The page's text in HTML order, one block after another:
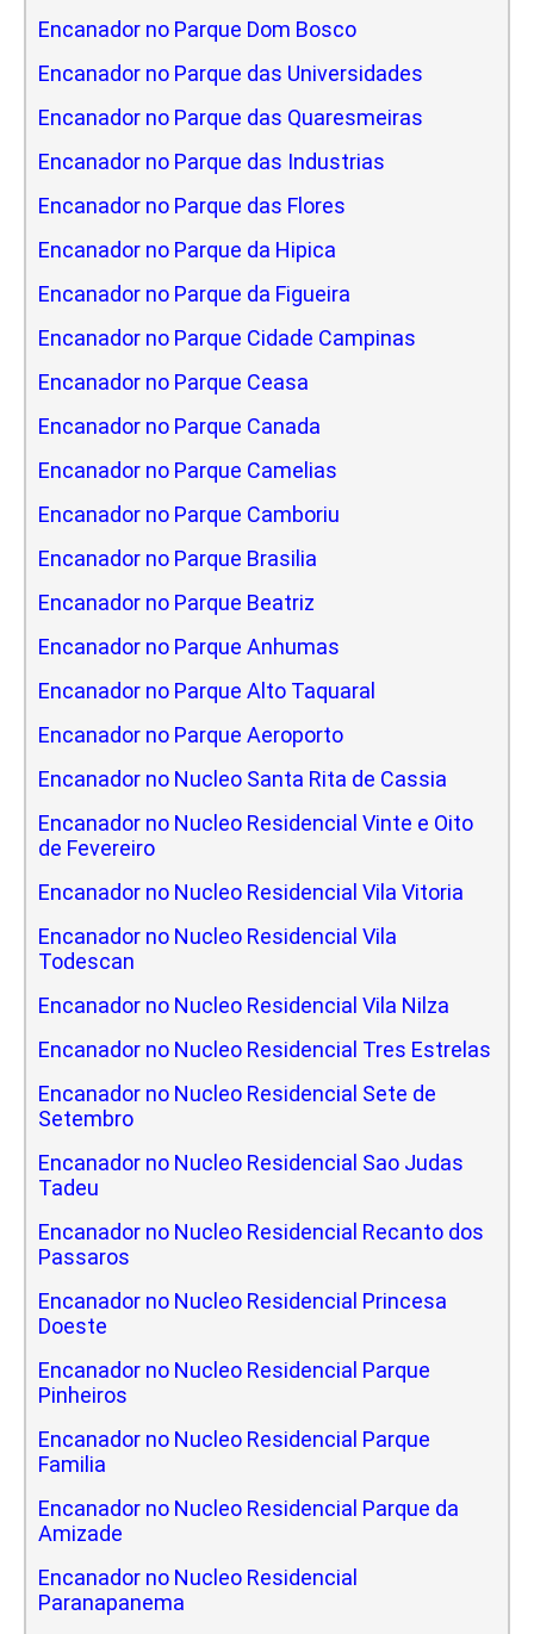
Encanador no Parque Dom Bosco
Encanador no Parque das Universidades
Encanador no Parque das Quaresmeiras
Encanador no Parque das Industrias
Encanador no Parque das Flores
Encanador no Parque da Hipica
Encanador no Parque da Figueira
Encanador no Parque Cidade Campinas
Encanador no Parque Ceasa
Encanador no Parque Canada
Encanador no Parque Camelias
Encanador no Parque Camboriu
Encanador no Parque Brasilia
Encanador no Parque Beatriz
Encanador no Parque Anhumas
Encanador no Parque Alto Taquaral
Encanador no Parque Aeroporto
Encanador no Nucleo Santa Rita de Cassia
Encanador no Nucleo Residencial Vinte e Oito
de Fevereiro
Encanador no Nucleo Residencial Vila Vitoria
Encanador no Nucleo Residencial Vila
Todescan
Encanador no Nucleo Residencial Vila Nilza
Encanador no Nucleo Residencial Tres Estrelas
Encanador no Nucleo Residencial Sete de
Setembro
Encanador no Nucleo Residencial Sao Judas
Tadeu
Encanador no Nucleo Residencial Recanto dos
Passaros
Encanador no Nucleo Residencial Princesa
Doeste
Encanador no Nucleo Residencial Parque
Pinheiros
Encanador no Nucleo Residencial Parque
Familia
Encanador no Nucleo Residencial Parque da
Amizade
Encanador no Nucleo Residencial
Paranapanema